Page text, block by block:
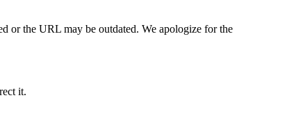
or the URL may be outdated. We apologize for the
it.